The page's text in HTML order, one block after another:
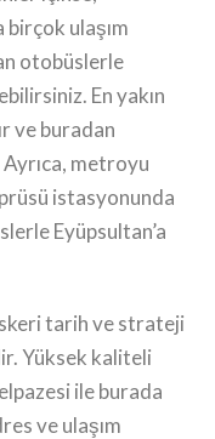
birçok ulaşım
otobüslerle
En yakın
ve buradan
metroyu
istasyonunda
Eyüpsultan’a
tarih ve strateji
Yüksek kaliteli
ile burada
ve ulaşım